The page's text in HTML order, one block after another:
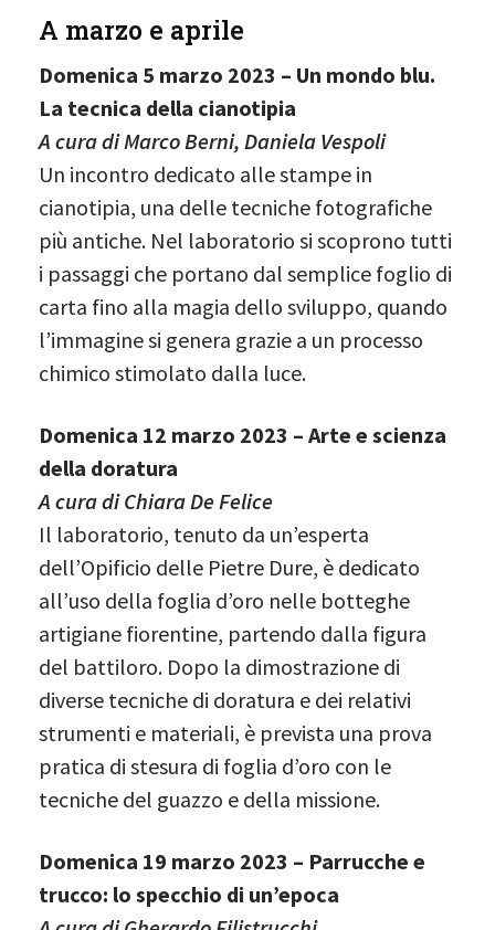
A marzo e aprile
Domenica 5 marzo 2023 – Un mondo blu.
La tecnica della cianotipia
A cura di Marco Berni, Daniela Vespoli
Un incontro dedicato alle stampe in
cianotipia, una delle tecniche fotografiche
più antiche. Nel laboratorio si scoprono tutti
i passaggi che portano dal semplice foglio di
carta fino alla magia dello sviluppo, quando
l’immagine si genera grazie a un processo
chimico stimolato dalla luce.
Domenica 12 marzo 2023 – Arte e scienza
della doratura
A cura di Chiara De Felice
Il laboratorio, tenuto da un’esperta
dell’Opificio delle Pietre Dure, è dedicato
all’uso della foglia d’oro nelle botteghe
artigiane fiorentine, partendo dalla figura
del battiloro. Dopo la dimostrazione di
diverse tecniche di doratura e dei relativi
strumenti e materiali, è prevista una prova
pratica di stesura di foglia d’oro con le
tecniche del guazzo e della missione.
Domenica 19 marzo 2023 – Parrucche e
trucco: lo specchio di un’epoca